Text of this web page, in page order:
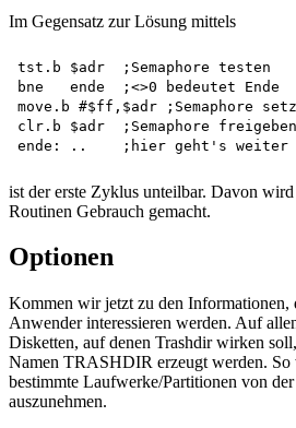
Im Gegensatz zur Lösung mittels
tst.b $adr  ;Semaphore testen
bne   ende  ;<>0 bedeutet Ende
move.b #$ff,$adr ;Semaphore
clr.b $adr  ;Semaphore freigeben
ist der erste Zyklus unteilbar. Davon
Routinen Gebrauch gemacht.
Optionen
Kommen wir jetzt zu den Informationen,
Anwender interessieren werden. Auf
Disketten, auf denen Trashdir wirken
Namen TRASHDIR erzeugt werden. So
bestimmte Laufwerke/Partitionen von
auszunehmen.